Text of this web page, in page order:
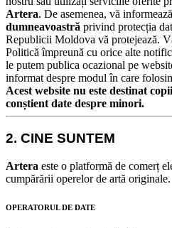
Artera. De asemenea, vă
dumneavoastră privind protecția
Republicii Moldova vă protejează.
Politică împreună cu orice alte
le putem publica ocazional pe
informat despre modul în care
Acest website nu este destinat
conștient date despre minori.
2. CINE SUNTEM
Artera este o platformă de comerț
cumpărării operelor de artă originale.
OPERATORUL DE DATE